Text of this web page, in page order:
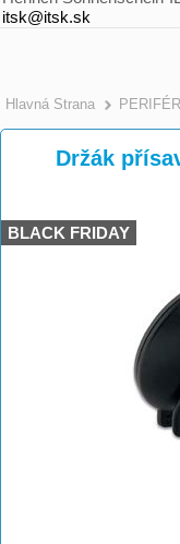
itsk@itsk.sk
Hlavná Strana
Držák
BLACK FRIDAY